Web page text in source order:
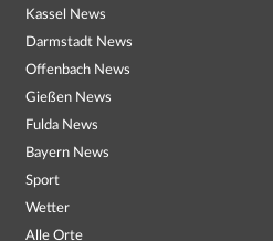
Kassel News
Darmstadt News
Offenbach News
Gießen News
Fulda News
Bayern News
Sport
Wetter
Alle Orte